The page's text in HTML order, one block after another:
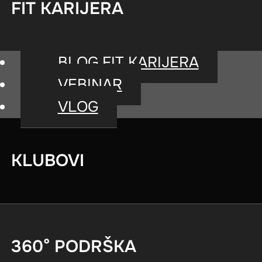
FIT KARIJERA
BLOG FIT KARIJERA
VEBINAR
VLOG
KLUBOVI
360° PODRŠKA
Unapređuje